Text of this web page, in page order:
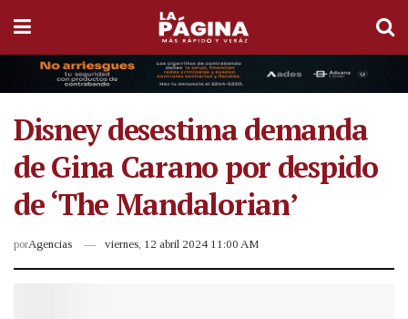
Disney desestima demanda
de Gina Carano por despido
de ‘The Mandalorian’
porAgencias viernes, 12 abril 2024 11:00 AM